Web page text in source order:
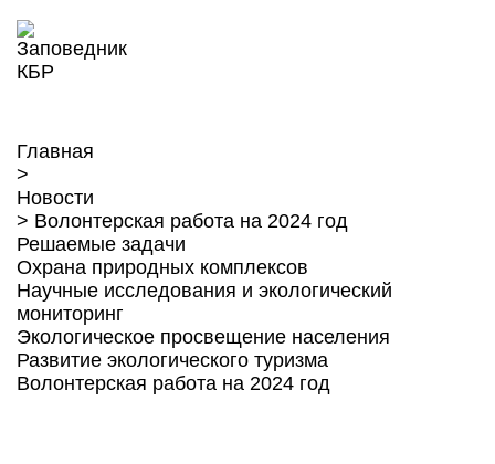
Главная
>
Новости
> Волонтерская работа на 2024 год
Решаемые задачи
Охрана природных комплексов
Научные исследования и экологический
мониторинг
Экологическое просвещение населения
Развитие экологического туризма
Волонтерская работа на 2024 год